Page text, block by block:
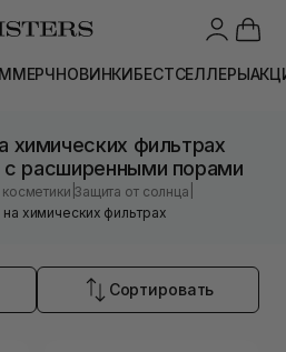
МЕРЧНОВИНКИБЕСТСЕЛЛЕРЫ
химических фильтрах
с расширенными порами
Защита от солнца
на химических фильтрах
Сортировать